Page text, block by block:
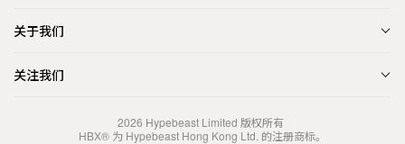
关于我们
关注我们
2026 Hypebeast Limited 版权所有
HBX® 为 Hypebeast Hong Kong Ltd. 的注册商标。